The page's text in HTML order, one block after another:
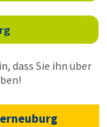
dass Sie ihn über